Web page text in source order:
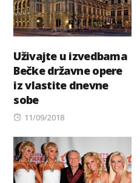
Uživajte u izvedbama
Bečke državne opere
iz vlastite dnevne
sobe
Posted
11/09/2018